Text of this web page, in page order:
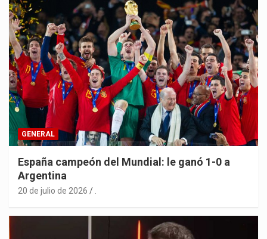
GENERAL
España campeón del Mundial: le ganó 1-0 a
Argentina
20 de julio de 2026